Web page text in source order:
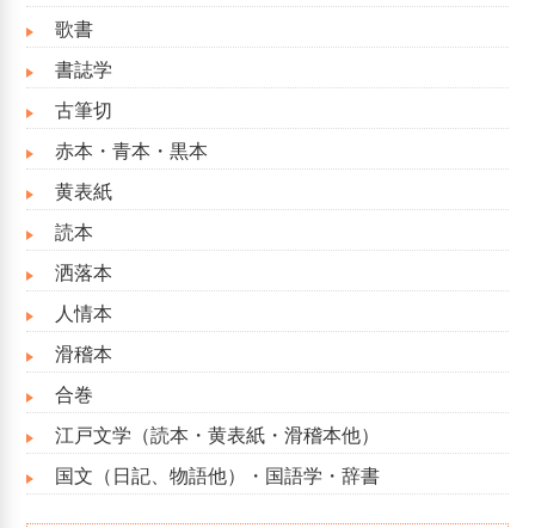
歌書
書誌学
古筆切
赤本・青本・黒本
黄表紙
読本
洒落本
人情本
滑稽本
合巻
江戸文学（読本・黄表紙・滑稽本他）
国文（日記、物語他）・国語学・辞書